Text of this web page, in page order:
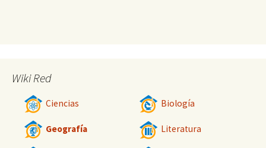
Wiki Red
Ciencias Biología
Geografía Literatura